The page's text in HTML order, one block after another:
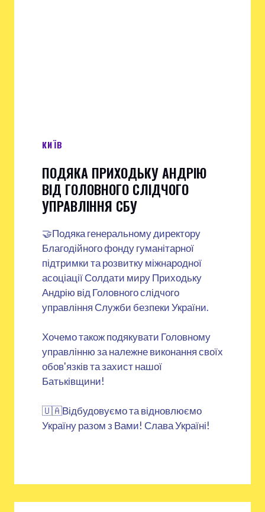
КИЇВ
ПОДЯКА ПРИХОДЬКУ АНДРІЮ
ВІД ГОЛОВНОГО СЛІДЧОГО
УПРАВЛІННЯ СБУ
🤝Подяка генеральному директору
Благодійного фонду гуманітарної
підтримки та розвитку міжнародної
асоціації Солдати миру Приходьку
Андрію від Головного слідчого
управління Служби безпеки України.
Хочемо також подякувати Головному
управлінню за належне виконання своїх
обов'язків та захист нашої
Батьківщини!
🇺🇦Відбудовуємо та відновлюємо
Україну разом з Вами! Слава Україні!